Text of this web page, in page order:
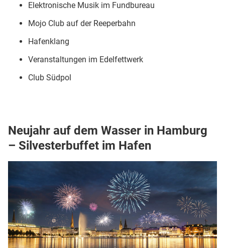
Elektronische Musik im Fundbureau
Mojo Club auf der Reeperbahn
Hafenklang
Veranstaltungen im Edelfettwerk
Club Südpol
Neujahr auf dem Wasser in Hamburg
– Silvesterbuffet im Hafen